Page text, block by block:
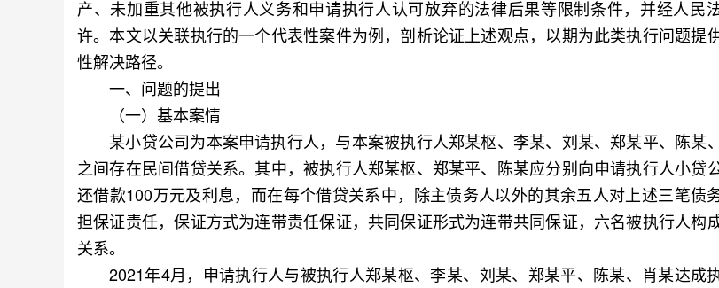
产、未加重其他被执行人义务和申请执行人认可放弃的法律后果等限制条件，并经人民
许。本文以关联执行的一个代表性案件为例，剖析论证上述观点，以期为此类执行问题提
性解决路径。
一、问题的提出
（一）基本案情
某小贷公司为本案申请执行人，与本案被执行人郑某枢、李某、刘某、郑某平、陈某
之间存在民间借贷关系。其中，被执行人郑某枢、郑某平、陈某应分别向申请执行人小贷
还借款100万元及利息，而在每个借贷关系中，除主债务人以外的其余五人对上述三笔债
担保证责任，保证方式为连带责任保证，共同保证形式为连带共同保证，六名被执行人构
关系。
2021年4月，申请执行人与被执行人郑某枢、李某、刘某、郑某平、陈某、肖某达成